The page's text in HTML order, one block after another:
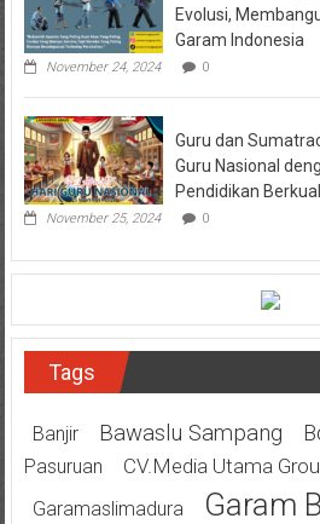
Evolusi,
Garam Indonesia
November 24, 2024 0
Guru dan
Guru Nasional
Pendidikan
November 25, 2024 0
Tags
Banjir Bawaslu Sampang
Pasuruan
CV.Media Utama
Garamaslimadura Garam